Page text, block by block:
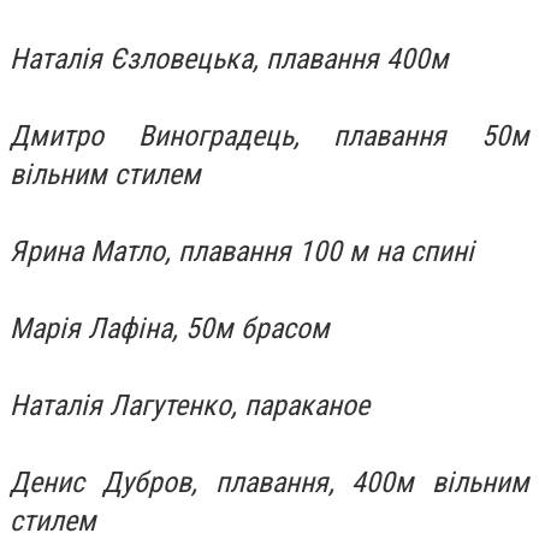
Наталія Єзловецька, плавання 400м
Дмитро Виноградець, плавання 50м
вільним стилем
Ярина Матло, плавання 100 м на спині
Марія Лафіна, 50м брасом
Наталія Лагутенко, параканое
Денис Дубров, плавання, 400м вільним
стилем